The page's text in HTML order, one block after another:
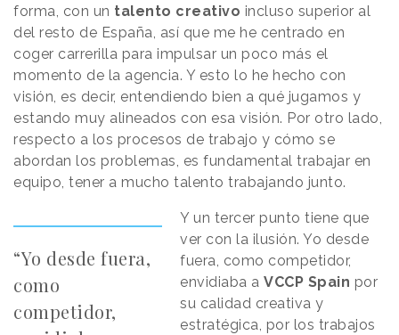
forma, con un talento creativo incluso superior al
del resto de España, así que me he centrado en
coger carrerilla para impulsar un poco más el
momento de la agencia. Y esto lo he hecho con
visión, es decir, entendiendo bien a qué jugamos y
estando muy alineados con esa visión. Por otro lado,
respecto a los procesos de trabajo y cómo se
abordan los problemas, es fundamental trabajar en
equipo, tener a mucho talento trabajando junto.
“Yo desde fuera,
como
competidor,
Y un tercer punto tiene que
ver con la ilusión. Yo desde
fuera, como competidor,
envidiaba aVCCP Spain por
su calidad creativa y
estratégica, por los trabajos